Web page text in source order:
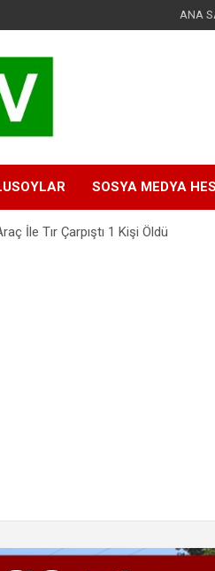
ANA
SOSYA MEDYA
İle Tır Çarpıştı 1 Kişi Öldü